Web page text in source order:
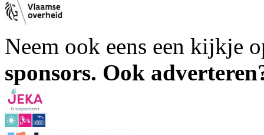
Neem ook eens een kijkje
sponsors. Ook